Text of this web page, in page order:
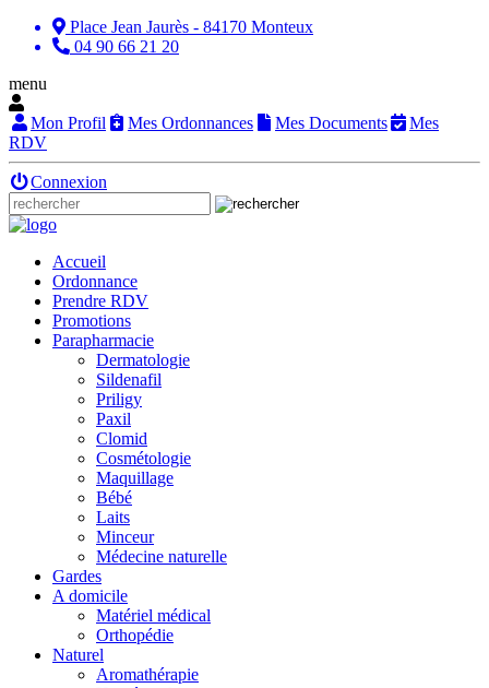
Place Jean Jaurès - 84170 Monteux
04 90 66 21 20
menu
Mon Profil Mes Ordonnances Mes Documents
Mes
RDV
Connexion
Accueil
Ordonnance
Prendre RDV
Promotions
Parapharmacie
Dermatologie
Sildenafil
Priligy
Paxil
Clomid
Cosmétologie
Maquillage
Bébé
Laits
Minceur
Médecine naturelle
Gardes
A domicile
Matériel médical
Orthopédie
Naturel
Aromathérapie